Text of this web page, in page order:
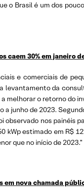
o Brasil é um dos
caem 30% em janeiro
e comerciais de
levantamento da
melhorar o retorno do
a junho de 2023.
observado nos painéis
kWp estimado em R$
que no início de 2023.”
em nova chamada